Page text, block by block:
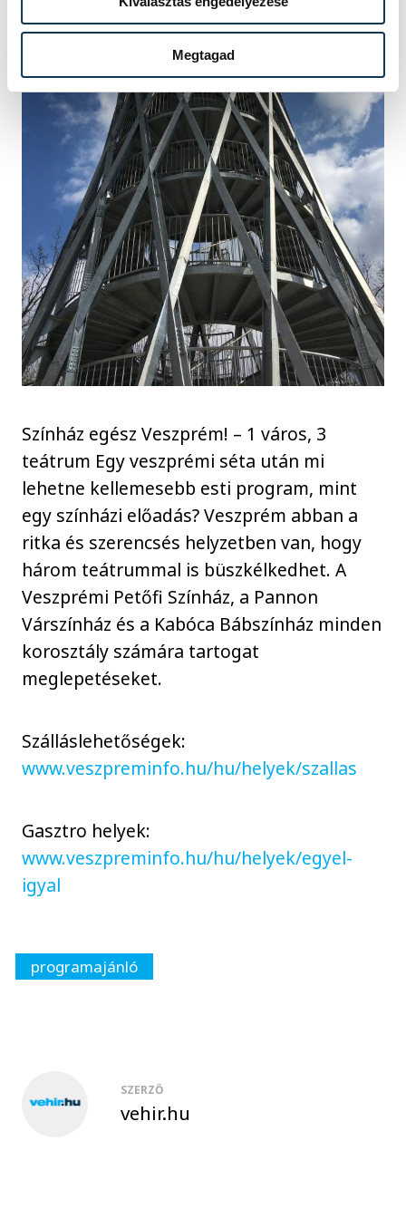
Megtagad
Színház egész Veszprém! – 1 város, 3
teátrum Egy veszprémi séta után mi
lehetne kellemesebb esti program, mint
egy színházi előadás? Veszprém abban a
ritka és szerencsés helyzetben van, hogy
három teátrummal is büszkélkedhet. A
Veszprémi Petőfi Színház, a Pannon
Várszínház és a Kabóca Bábszínház minden
korosztály számára tartogat
meglepetéseket.
Szálláslehetőségek:
www.veszpreminfo.hu/hu/helyek/szallas
Gasztro helyek:
www.veszpreminfo.hu/hu/helyek/egyel-
igyal
programajánló
SZERZŐ
vehir.hu